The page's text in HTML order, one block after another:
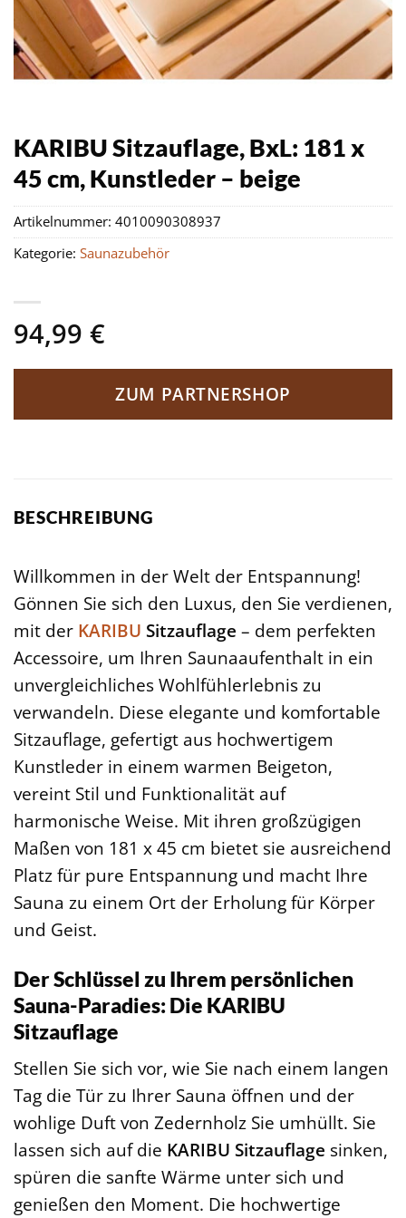
KARIBU Sitzauflage, BxL: 181 x
45 cm, Kunstleder – beige
94,99 €
ZUM PARTNERSHOP
Artikelnummer: 4010090308937
Kategorie: Saunazubehör
BESCHREIBUNG
Willkommen in der Welt der Entspannung!
Gönnen Sie sich den Luxus, den Sie verdienen,
mit der KARIBU Sitzauflage – dem perfekten
Accessoire, um Ihren Saunaaufenthalt in ein
unvergleichliches Wohlfühlerlebnis zu
verwandeln. Diese elegante und komfortable
Sitzauflage, gefertigt aus hochwertigem
Kunstleder in einem warmen Beigeton,
vereint Stil und Funktionalität auf
harmonische Weise. Mit ihren großzügigen
Maßen von 181 x 45 cm bietet sie ausreichend
Platz für pure Entspannung und macht Ihre
Sauna zu einem Ort der Erholung für Körper
und Geist.
Der Schlüssel zu Ihrem persönlichen
Sauna-Paradies: Die KARIBU
Sitzauflage
Stellen Sie sich vor, wie Sie nach einem langen
Tag die Tür zu Ihrer Sauna öffnen und der
wohlige Duft von Zedernholz Sie umhüllt. Sie
lassen sich auf die KARIBU Sitzauflage sinken,
spüren die sanfte Wärme unter sich und
genießen den Moment. Die hochwertige